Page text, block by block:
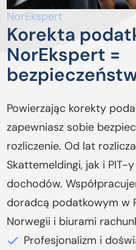
NorEkspert
Korekta
NorEkspert =
Powierzając korekty
zapewniasz sobie
rozliczenie. Od lat
Skattemeldingi, jak i PIT-
dochodów.
doradcą podatkowym w
Norwegii i biurami
Profesjonalizm i